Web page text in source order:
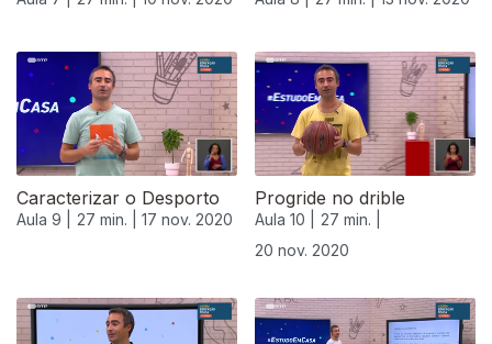
Caracterizar o Desporto
Aula 9 | 27 min. | 17 nov. 2020
Progride no drible
Aula 10 |
27 min. |
20 nov. 2020
508862